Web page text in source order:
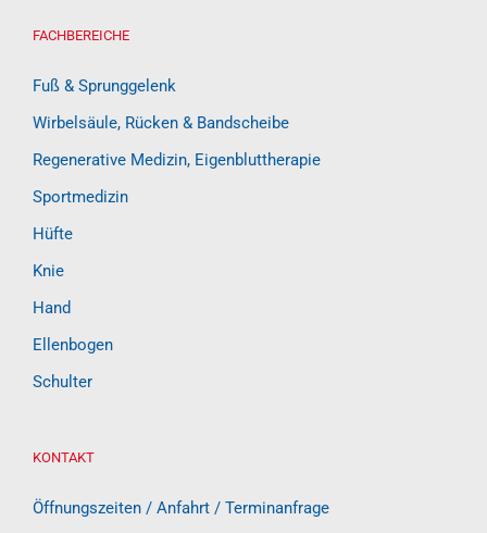
FACHBEREICHE
Fuß & Sprunggelenk
Wirbelsäule, Rücken & Bandscheibe
Regenerative Medizin, Eigenbluttherapie
Sportmedizin
Hüfte
Knie
Hand
Ellenbogen
Schulter
KONTAKT
Öffnungszeiten / Anfahrt / Terminanfrage